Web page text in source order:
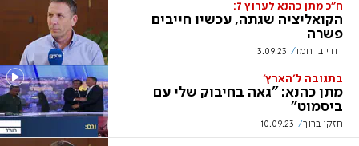
ח"כ מתן כהנא לערוץ 7:
הקואליציה שגתה, עכשיו חייבים
פשרה
דודי בן חמו 13.09.23
בתגובה ל'הארץ'
מתן כהנא: "גאה בחיבוק שלי עם
ביסמוט"
חזקי ברוך 10.09.23